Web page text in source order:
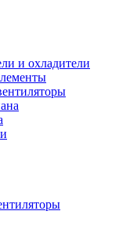
и охладители